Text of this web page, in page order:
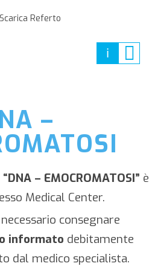
Scarica Referto
–
“DNA – EMOCROMATOSI” è
Medical Center.
consegnare
informato debitamente
dal medico specialista.